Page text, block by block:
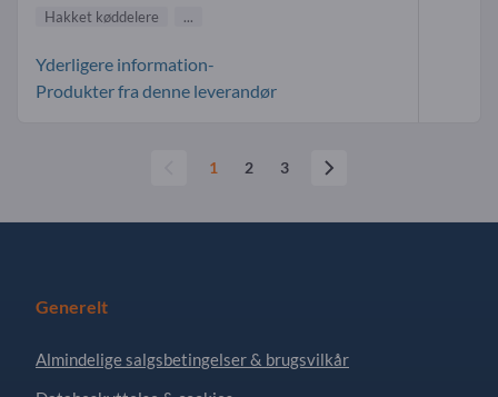
Hakket køddelere
...
Yderligere information-
Produkter fra denne leverandør
1 2 3
Generelt
Almindelige salgsbetingelser & brugsvilkår